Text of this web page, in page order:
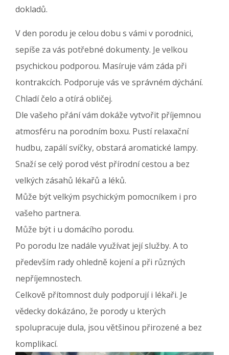
dokladů.
V den porodu je celou dobu s vámi v porodnici,
sepíše za vás potřebné dokumenty. Je velkou
psychickou podporou. Masíruje vám záda při
kontrakcích. Podporuje vás ve správném dýchání.
Chladí čelo a otírá obličej.
Dle vašeho přání vám dokáže vytvořit příjemnou
atmosféru na porodním boxu. Pustí relaxační
hudbu, zapálí svíčky, obstará aromatické lampy.
Snaží se celý porod vést přírodní cestou a bez
velkých zásahů lékařů a léků.
Může být velkým psychickým pomocníkem i pro
vašeho partnera.
Může být i u domácího porodu.
Po porodu lze nadále využívat její služby. A to
především rady ohledně kojení a při různých
nepříjemnostech.
Celkově přítomnost duly podporují i lékaři. Je
vědecky dokázáno, že porody u kterých
spolupracuje dula, jsou většinou přirozené a bez
komplikací.